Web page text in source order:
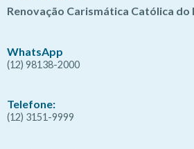
Renovação Carismática Católica do
WhatsApp
(12) 98138-2000
Telefone:
(12) 3151-9999